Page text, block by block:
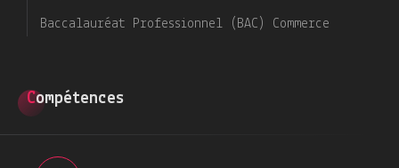
Baccalauréat Professionnel (BAC) Commerce
Compétences